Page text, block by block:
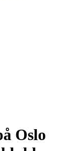
Oslo